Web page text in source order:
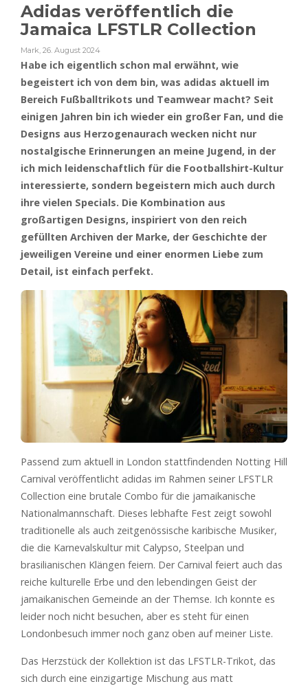
Adidas veröffentlich die
Jamaica LFSTLR Collection
Mark, 26. August 2024
Habe ich eigentlich schon mal erwähnt, wie
begeistert ich von dem bin, was adidas aktuell im
Bereich Fußballtrikots und Teamwear macht? Seit
einigen Jahren bin ich wieder ein großer Fan, und die
Designs aus Herzogenaurach wecken nicht nur
nostalgische Erinnerungen an meine Jugend, in der
ich mich leidenschaftlich für die Footballshirt-Kultur
interessierte, sondern begeistern mich auch durch
ihre vielen Specials. Die Kombination aus
großartigen Designs, inspiriert von den reich
gefüllten Archiven der Marke, der Geschichte der
jeweiligen Vereine und einer enormen Liebe zum
Detail, ist einfach perfekt.
Passend zum aktuell in London stattfindenden Notting Hill
Carnival veröffentlicht adidas im Rahmen seiner LFSTLR
Collection eine brutale Combo für die jamaikanische
Nationalmannschaft. Dieses lebhafte Fest zeigt sowohl
traditionelle als auch zeitgenössische karibische Musiker,
die die Karnevalskultur mit Calypso, Steelpan und
brasilianischen Klängen feiern. Der Carnival feiert auch das
reiche kulturelle Erbe und den lebendingen Geist der
jamaikanischen Gemeinde an der Themse. Ich konnte es
leider noch nicht besuchen, aber es steht für einen
Londonbesuch immer noch ganz oben auf meiner Liste.
Das Herzstück der Kollektion ist das LFSTLR-Trikot, das
sich durch eine einzigartige Mischung aus matt